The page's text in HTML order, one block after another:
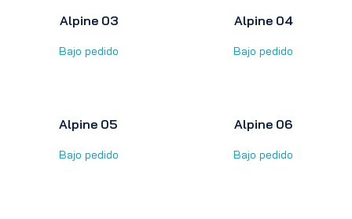
Alpine 03
Bajo pedido
Alpine 04
Bajo pedido
Alpine 05
Bajo pedido
Alpine 06
Bajo pedido